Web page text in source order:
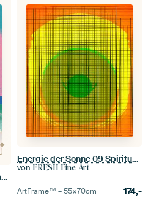
Möwe im Flug über farbenfrohem Ozean
Energie der Sonne 09 Spirituelle Malerei Abstrakt
von FRESH Fine Art
ArtFrame™ –55×70cm 174,-